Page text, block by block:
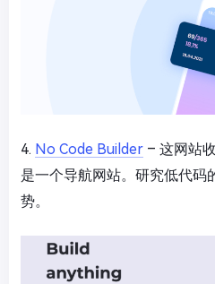
4. No Code Builder – 这网站
是一个导航网站。研究低代码
势。